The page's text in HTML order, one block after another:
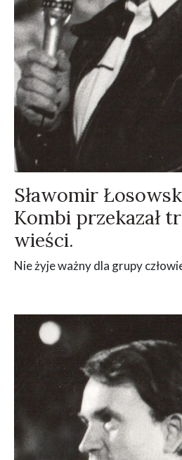
Sławomir
Kombi przekazał
wieści.
Nie żyje ważny dla grupy